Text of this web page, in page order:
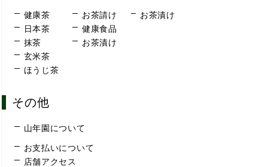
健康茶
日本茶
抹茶
玄米茶
ほうじ茶
お茶請け
健康食品
お茶漬け
お茶漬け
その他
山年園について
お支払いについて
店舗アクセス